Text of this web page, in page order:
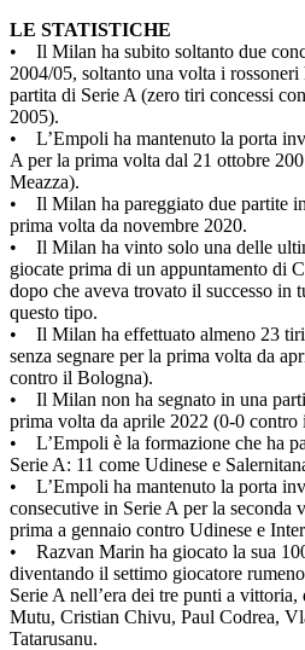
LE STATISTICHE
• Il Milan ha subito soltanto due
2004/05, soltanto una volta i
partita di Serie A (zero tiri concessi
2005).
• L’Empoli ha mantenuto la porta
A per la prima volta dal 21 ottobre
Meazza).
• Il Milan ha pareggiato due partite
prima volta da novembre 2020.
• Il Milan ha vinto solo una delle
giocate prima di un appuntamento di
dopo che aveva trovato il successo in
questo tipo.
• Il Milan ha effettuato almeno 23 tiri
senza segnare per la prima volta da
contro il Bologna).
• Il Milan non ha segnato in una
prima volta da aprile 2022 (0-0 contro
• L’Empoli è la formazione che ha
Serie A: 11 come Udinese e
• L’Empoli ha mantenuto la porta
consecutive in Serie A per la seconda
prima a gennaio contro Udinese e
• Razvan Marin ha giocato la sua
diventando il settimo giocatore
Serie A nell’era dei tre punti a
Mutu, Cristian Chivu, Paul Codrea,
Tatarusanu.